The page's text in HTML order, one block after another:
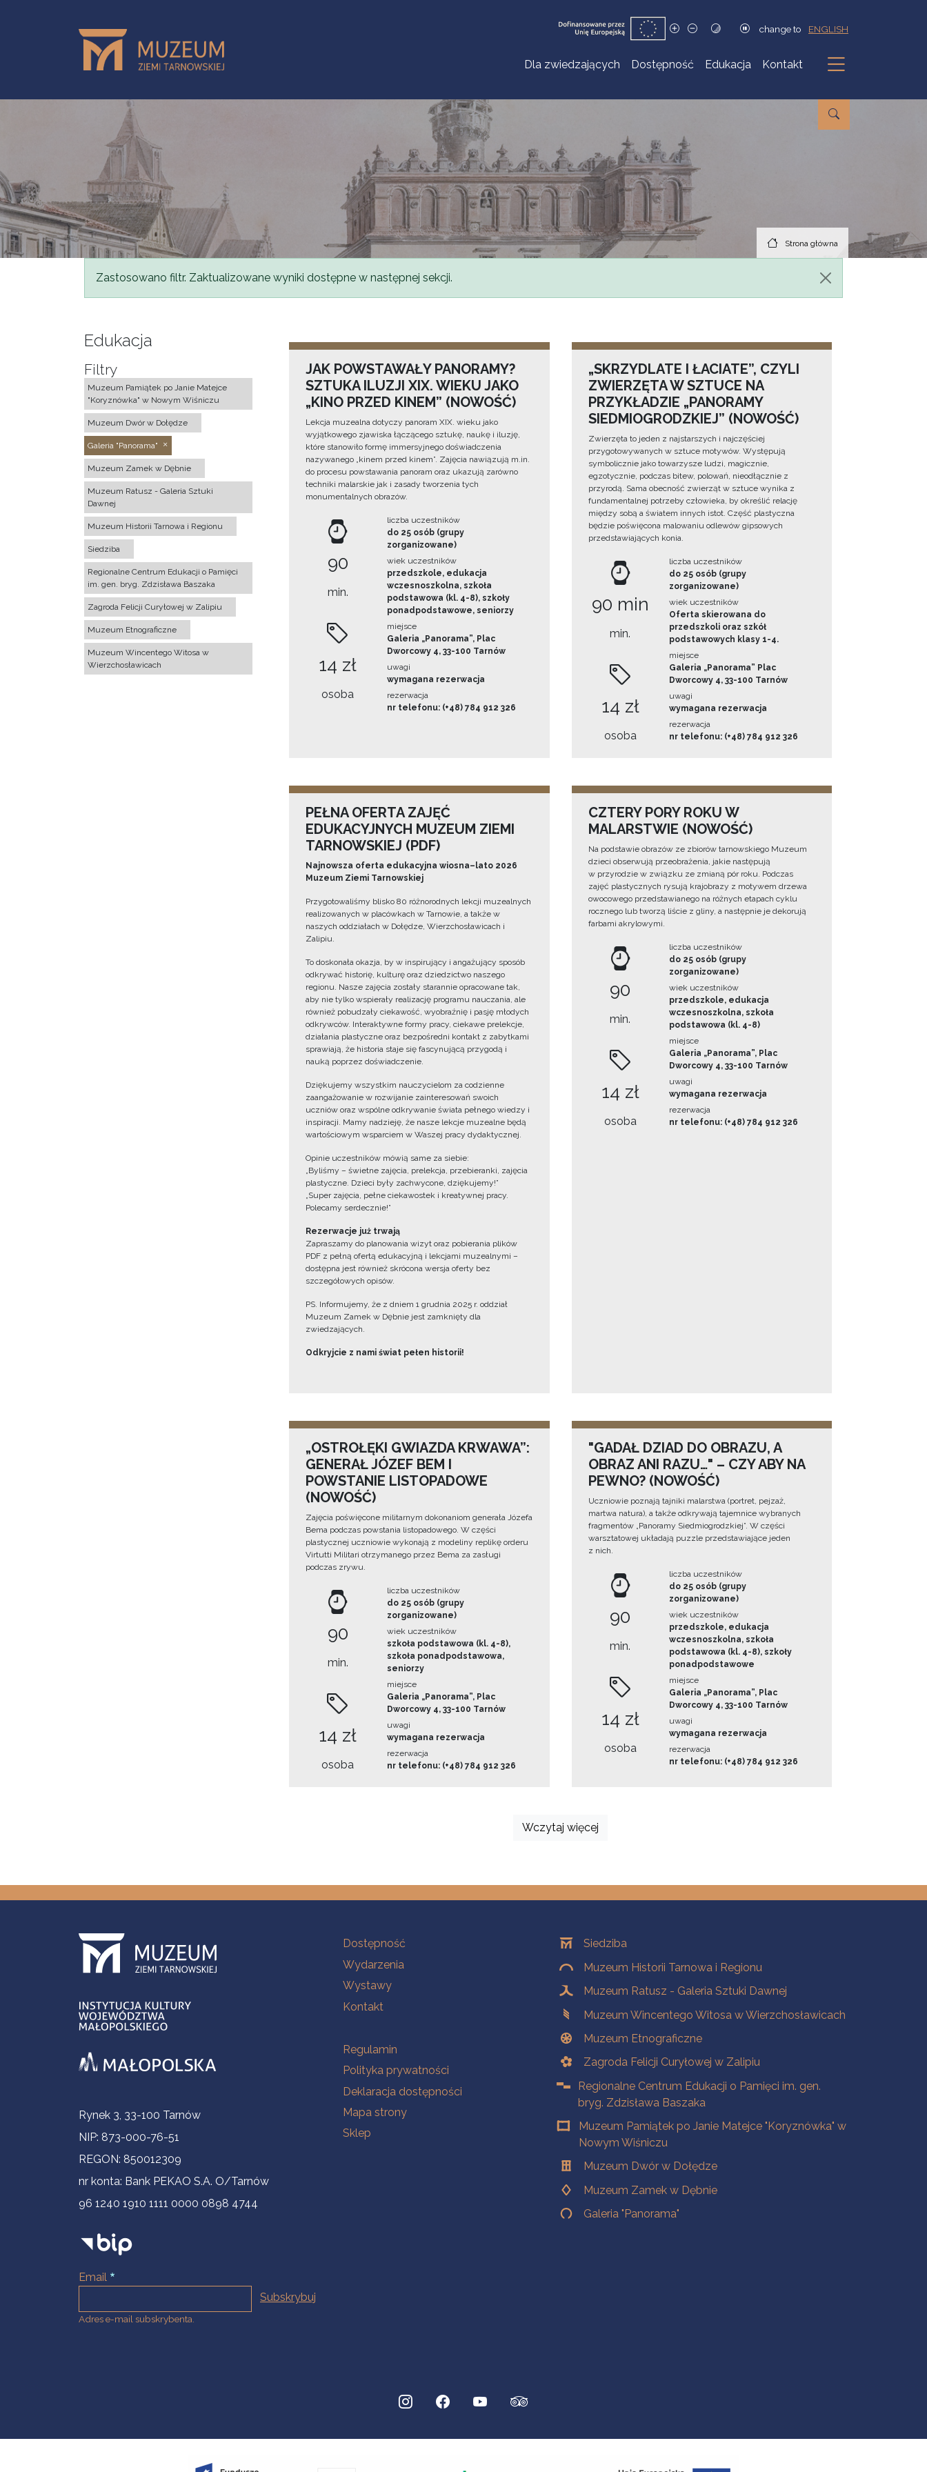
change to ENGLISH
Dla zwiedzających Dostępność Edukacja Kontakt
Podmenu
Strona główna
Komunikat
Zastosowano filtr. Zaktualizowane wyniki dostępne w następnej sekcji.
Edukacja
Filtry
Muzeum Pamiątek po Janie Matejce
"Koryznówka" w Nowym Wiśniczu
Muzeum Dwór w Dołędze
Galeria "Panorama"
Muzeum Zamek w Dębnie
Muzeum Ratusz - Galeria Sztuki
Dawnej
Muzeum Historii Tarnowa i Regionu
Siedziba
Regionalne Centrum Edukacji o Pamięci
im. gen. bryg. Zdzisława Baszaka
Zagroda Felicji Curyłowej w Zalipiu
Muzeum Etnograficzne
Muzeum Wincentego Witosa w
Wierzchosławicach
JAK POWSTAWAŁY PANORAMY?
SZTUKA ILUZJI XIX. WIEKU JAKO
„KINO PRZED KINEM” (NOWOŚĆ)
Lekcja muzealna dotyczy panoram XIX. wieku jako
wyjątkowego zjawiska łączącego sztukę, naukę i iluzję,
które stanowiło formę immersyjnego doświadczenia
nazywanego „kinem przed kinem”. Zajęcia nawiązują m.in.
do procesu powstawania panoram oraz ukazują zarówno
techniki malarskie jak i zasady tworzenia tych
monumentalnych obrazów.
90
min.
14 zł
osoba
liczba uczestników
do 25 osób (grupy
zorganizowane)
wiek uczestników
przedszkole, edukacja
wczesnoszkolna, szkoła
podstawowa (kl. 4-8), szkoły
ponadpodstawowe, seniorzy
miejsce
Galeria „Panorama”, Plac
Dworcowy 4, 33-100 Tarnów
uwagi
wymagana rezerwacja
rezerwacja
nr telefonu: (+48) 784 912 326
„SKRZYDLATE I ŁACIATE”, CZYLI
ZWIERZĘTA W SZTUCE NA
PRZYKŁADZIE „PANORAMY
SIEDMIOGRODZKIEJ” (NOWOŚĆ)
Zwierzęta to jeden z najstarszych i najczęściej
przygotowywanych w sztuce motywów. Występują
symbolicznie jako towarzysze ludzi, magicznie,
egzotycznie, podczas bitew, polowań, nieodłącznie z
przyrodą. Sama obecność zwierząt w sztuce wynika z
fundamentalnej potrzeby człowieka, by określić relację
między sobą a światem innych istot. Część plastyczna
będzie poświęcona malowaniu odlewów gipsowych
przedstawiających konia.
90 min
min.
14 zł
osoba
liczba uczestników
do 25 osób (grupy
zorganizowane)
wiek uczestników
Oferta skierowana do
przedszkoli oraz szkół
podstawowych klasy 1-4.
miejsce
Galeria „Panorama” Plac
Dworcowy 4, 33-100 Tarnów
uwagi
wymagana rezerwacja
rezerwacja
nr telefonu: (+48) 784 912 326
PEŁNA OFERTA ZAJĘĆ
EDUKACYJNYCH MUZEUM ZIEMI
TARNOWSKIEJ (PDF)
Najnowsza oferta edukacyjna wiosna–lato 2026
Muzeum Ziemi Tarnowskiej
Przygotowaliśmy blisko 80 różnorodnych lekcji muzealnych
realizowanych w placówkach w Tarnowie, a także w
naszych oddziałach w Dołędze, Wierzchosławicach i
Zalipiu.
To doskonała okazja, by w inspirujący i angażujący sposób
odkrywać historię, kulturę oraz dziedzictwo naszego
regionu. Nasze zajęcia zostały starannie opracowane tak,
aby nie tylko wspierały realizację programu nauczania, ale
również pobudzały ciekawość, wyobraźnię i pasję młodych
odkrywców. Interaktywne formy pracy, ciekawe prelekcje,
działania plastyczne oraz bezpośredni kontakt z zabytkami
sprawiają, że historia staje się fascynującą przygodą i
nauką poprzez doświadczenie.
Dziękujemy wszystkim nauczycielom za codzienne
zaangażowanie w rozwijanie zainteresowań swoich
uczniów oraz wspólne odkrywanie świata pełnego wiedzy i
inspiracji. Mamy nadzieję, że nasze lekcje muzealne będą
wartościowym wsparciem w Waszej pracy dydaktycznej.
Opinie uczestników mówią same za siebie:
„Byliśmy – świetne zajęcia, prelekcja, przebieranki, zajęcia
plastyczne. Dzieci były zachwycone, dziękujemy!”
„Super zajęcia, pełne ciekawostek i kreatywnej pracy.
Polecamy serdecznie!”
Rezerwacje już trwają
Zapraszamy do planowania wizyt oraz pobierania plików
PDF z pełną ofertą edukacyjną i lekcjami muzealnymi –
dostępna jest również skrócona wersja oferty bez
szczegółowych opisów.
PS. Informujemy, że z dniem 1 grudnia 2025 r. oddział
Muzeum Zamek w Dębnie jest zamknięty dla
zwiedzających.
Odkryjcie z nami świat pełen historii!
CZTERY PORY ROKU W
MALARSTWIE (NOWOŚĆ)
Na podstawie obrazów ze zbiorów tarnowskiego Muzeum
dzieci obserwują przeobrażenia, jakie następują
w przyrodzie w związku ze zmianą pór roku. Podczas
zajęć plastycznych rysują krajobrazy z motywem drzewa
owocowego przedstawianego na różnych etapach cyklu
rocznego lub tworzą liście z gliny, a następnie je dekorują
farbami akrylowymi.
90
min.
14 zł
osoba
liczba uczestników
do 25 osób (grupy
zorganizowane)
wiek uczestników
przedszkole, edukacja
wczesnoszkolna, szkoła
podstawowa (kl. 4-8)
miejsce
Galeria „Panorama”, Plac
Dworcowy 4, 33-100 Tarnów
uwagi
wymagana rezerwacja
rezerwacja
nr telefonu: (+48) 784 912 326
„OSTROŁĘKI GWIAZDA KRWAWA”:
GENERAŁ JÓZEF BEM I
POWSTANIE LISTOPADOWE
(NOWOŚĆ)
Zajęcia poświęcone militarnym dokonaniom generała Józefa
Bema podczas powstania listopadowego. W części
plastycznej uczniowie wykonają z modeliny replikę orderu
Virtutti Militari otrzymanego przez Bema za zasługi
podczas zrywu.
90
min.
14 zł
osoba
liczba uczestników
do 25 osób (grupy
zorganizowane)
wiek uczestników
szkoła podstawowa (kl. 4-8),
szkoła ponadpodstawowa,
seniorzy
miejsce
Galeria „Panorama”, Plac
Dworcowy 4, 33-100 Tarnów
uwagi
wymagana rezerwacja
rezerwacja
nr telefonu: (+48) 784 912 326
"GADAŁ DZIAD DO OBRAZU, A
OBRAZ ANI RAZU…" – CZY ABY NA
PEWNO? (NOWOŚĆ)
Uczniowie poznają tajniki malarstwa (portret, pejzaż,
martwa natura), a także odkrywają tajemnice wybranych
fragmentów „Panoramy Siedmiogrodzkiej”. W części
warsztatowej układają puzzle przedstawiające jeden
z nich.
90
min.
14 zł
osoba
liczba uczestników
do 25 osób (grupy
zorganizowane)
wiek uczestników
przedszkole, edukacja
wczesnoszkolna, szkoła
podstawowa (kl. 4-8), szkoły
ponadpodstawowe
miejsce
Galeria „Panorama”, Plac
Dworcowy 4, 33-100 Tarnów
uwagi
wymagana rezerwacja
rezerwacja
nr telefonu: (+48) 784 912 326
Wczytaj więcej
Informacje kontaktowe
Rynek 3, 33-100 Tarnów
NIP: 873-000-76-51
REGON: 850012309
nr konta: Bank PEKAO S.A. O/Tarnów
96 1240 1910 1111 0000 0898 4744
Email
Adres e-mail subskrybenta.
Na skróty
Dostępność
Wydarzenia
Wystawy
Kontakt
Na skróty
Regulamin
Polityka prywatności
Deklaracja dostępności
Mapa strony
Sklep
OddziałySiedziba
Muzeum Historii Tarnowa i Regionu
Muzeum Ratusz - Galeria Sztuki Dawnej
Muzeum Wincentego Witosa w Wierzchosławicach
Muzeum Etnograficzne
Zagroda Felicji Curyłowej w Zalipiu
Regionalne Centrum Edukacji o Pamięci im. gen.
bryg. Zdzisława Baszaka
Muzeum Pamiątek po Janie Matejce "Koryznówka" w
Nowym Wiśniczu
Muzeum Dwór w Dołędze
Muzeum Zamek w Dębnie
Galeria "Panorama"